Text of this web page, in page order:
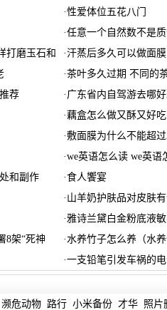
·性爱体位五花八门
·任意一个自然数不是
打磨玉石和 ·汗蒸后多久可以做面膜
·茶叶多久过期 不同的
荐 · 广东省内自驾游去哪
·藕盒怎么做又酥又好吃
·敷面膜为什么不能超
·we英语怎么读 we英语
和副作 ·食人饗宴
· 山羊奶护肤品对皮肤
·雅诗兰黛白金粉底液
8架“死神 ·水养竹子怎么养（水
·一支铅笔引发车祸的
濒危动物 路行 小米备份 才华
照片